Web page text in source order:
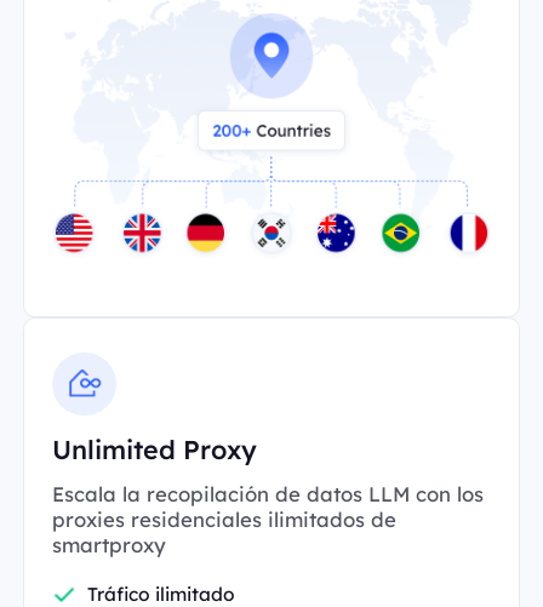
Unlimited Proxy
Escala la recopilación de datos LLM con los
proxies residenciales ilimitados de
smartproxy
Tráfico ilimitado